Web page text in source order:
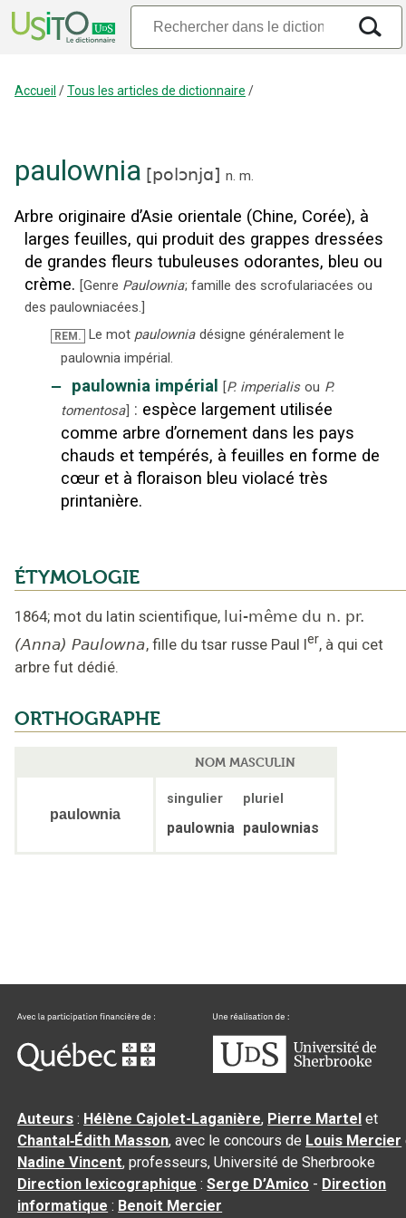
Accueil /Tous les articles de dictionnaire /
paulownia [polɔnjɑ] n. m.
Arbre originaire d’Asie orientale (Chine, Corée), à
larges feuilles, qui produit des grappes dressées
de grandes fleurs tubuleuses odorantes, bleu ou
crème. [Genre Paulownia; famille des scrofulariacées ou
des paulowniacées.]
REM. Le mot paulownia désigne généralement le
paulownia impérial.
‒ paulownia impérial [P. imperialis ou P.
tomentosa
: espèce largement utilisée
comme arbre d’ornement dans les pays
chauds et tempérés, à feuilles en forme de
cœur et à floraison bleu violacé très
printanière.
ÉTYMOLOGIE
1864; mot du latin scientifique, lui-même du n. pr.
(Anna) Paulowna, fille du tsar russe Paul Ier, à qui cet
arbre fut dédié.
ORTHOGRAPHE
NOM MASCULIN
paulownia
singulier pluriel
paulownia paulownias
Auteurs : Hélène Cajolet-Laganière, Pierre Martel et
Chantal‑Édith Masson, avec le concours de Louis Mercier
Nadine Vincent, professeurs, Université de Sherbrooke
Direction lexicographique :Serge D’Amico - Direction
informatique : Benoit Mercier